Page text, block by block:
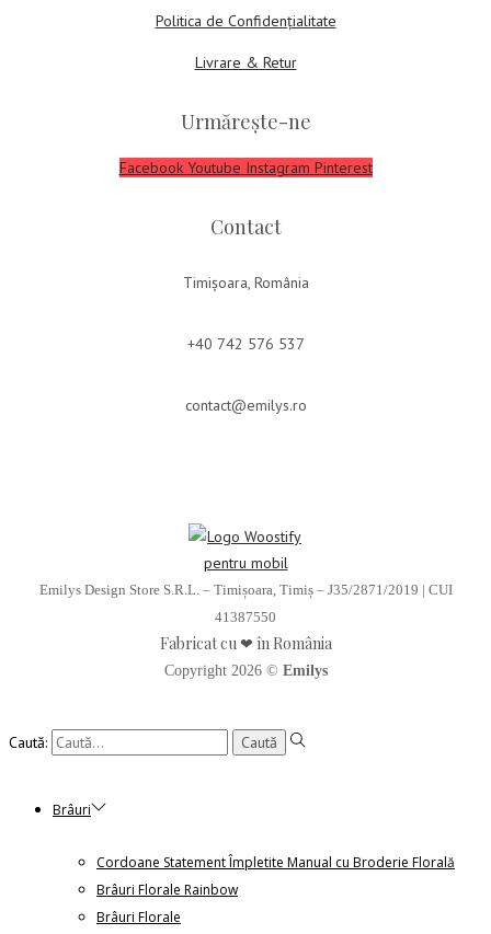
Politica de Confidențialitate
Livrare & Retur
Urmărește-ne
Facebook Youtube Instagram Pinterest
Contact
Timișoara, România
+40 742 576 537
contact@emilys.ro
Emilys Design Store S.R.L. – Timișoara, Timiș – J35/2871/2019 | CUI
41387550
Fabricat cu ❤ în România
Copyright 2026 © Emilys
Caută:
Brâuri
Cordoane Statement Împletite Manual cu Broderie Florală
Brâuri Florale Rainbow
Brâuri Florale